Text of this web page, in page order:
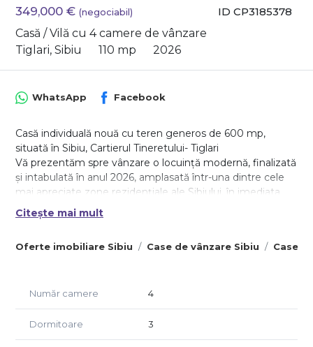
ID CP3185378
349,000 € (negociabil)
Casă / Vilă cu 4 camere de vânzare
Tiglari, Sibiu
110 mp 2026
Oferte imobiliare Sibiu Case de vânzare Sibiu Case
WhatsApp Facebook
Casă individuală nouă cu teren generos de 600 mp,
situată în Sibiu, Cartierul Tineretului- Tiglari
Vă prezentăm spre vânzare o locuință modernă, finalizată
și intabulată în anul 2026, amplasată într-una dintre cele
mai apreciate zone rezidențiale ale Sibiului, în imediata
apropiere a complexului The Lake Home. Proprietatea
beneficiază de o poziționare excelentă, într-un cartier
la doar câteva minute distanță.
oferă o suprafață utilă de 1 10 mp, fiind dispusă pe Parter,
Etaj și Pod. Curtea liberă de aproximativ 500 mp oferă
spațiu suficient pentru amenajarea unei zone de relaxare,
Citește mai mult
Număr camere 4
Dormitoare 3